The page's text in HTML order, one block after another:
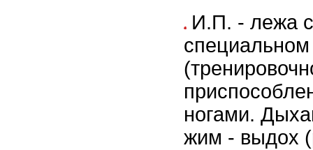
И.П. - лежа
специальном
ногами.
жим - выдох